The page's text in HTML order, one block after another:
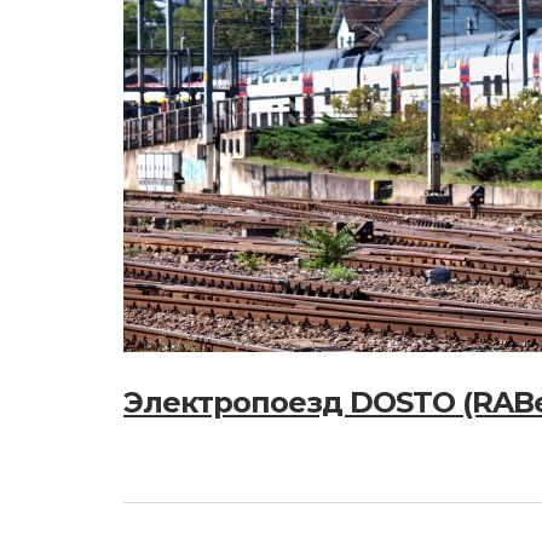
Электропоезд DOSTO